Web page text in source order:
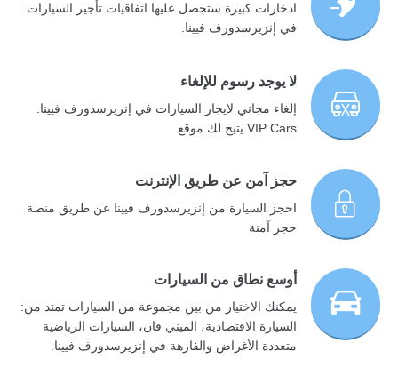
ادخارات كبيرة ستحصل عليها اتفاقيات تأجير السيارات
في إنزيرسدورف فيينا.
لا يوجد رسوم للإلغاء
إلغاء مجاني لايجار السيارات في إنزيرسدورف فيينا.
VIP Cars يتيح لك موقع
حجز آمن عن طريق الإنترنت
احجز السيارة من إنزيرسدورف فيينا عن طريق منصة
حجز آمنة
أوسع نطاق من السيارات
يمكنك الاختيار من بين مجموعة من السيارات تمتد من:
السيارة الاقتصادية، الميني فان، السيارات الرياضية
متعددة الأغراض والفارهة في إنزيرسدورف فيينا.